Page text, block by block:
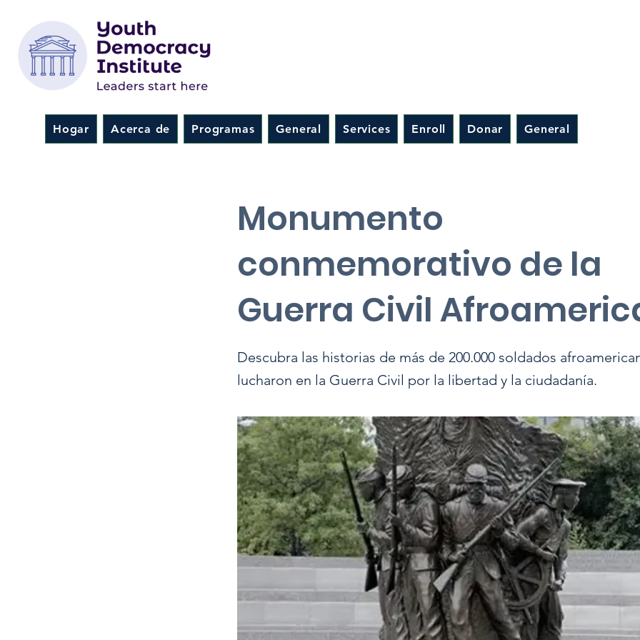
Hogar Acerca de Programas General Services Enroll Donar General
Monumento
conmemorativo de la
Guerra Civil
Descubra las historias de más de 200.000 soldados
lucharon en la Guerra Civil por la libertad y la ciudadanía.